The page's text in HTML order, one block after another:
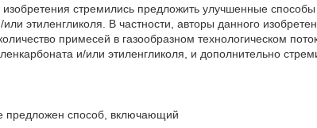
изобретения стремились предложить улучшенные
или этиленгликоля. В частности, авторы данного
примесей в газообразном технологическом
и/или этиленгликоля, и дополнительно
предложен способ, включающий